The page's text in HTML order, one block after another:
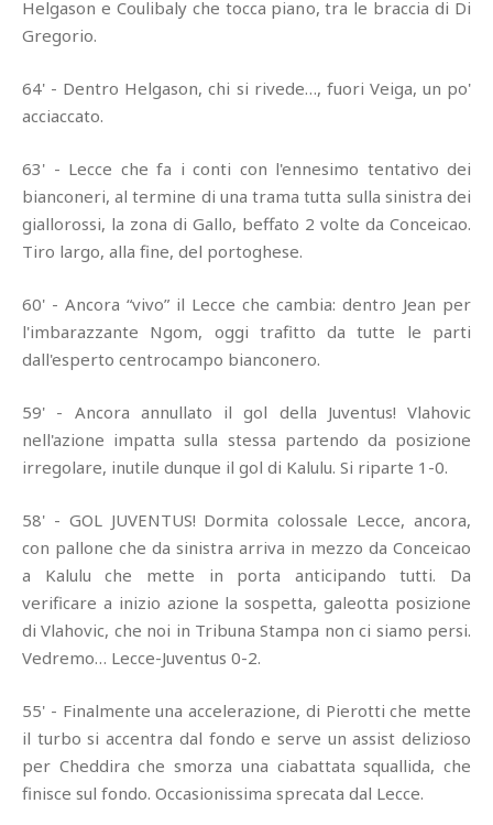
Helgason e Coulibaly che tocca piano, tra le braccia di Di
Gregorio.
64' - Dentro Helgason, chi si rivede…, fuori Veiga, un po'
acciaccato.
63' - Lecce che fa i conti con l'ennesimo tentativo dei
bianconeri, al termine di una trama tutta sulla sinistra dei
giallorossi, la zona di Gallo, beffato 2 volte da Conceicao.
Tiro largo, alla fine, del portoghese.
60' - Ancora “vivo” il Lecce che cambia: dentro Jean per
l'imbarazzante Ngom, oggi trafitto da tutte le parti
dall'esperto centrocampo bianconero.
59' - Ancora annullato il gol della Juventus! Vlahovic
nell'azione impatta sulla stessa partendo da posizione
irregolare, inutile dunque il gol di Kalulu. Si riparte 1-0.
58' - GOL JUVENTUS! Dormita colossale Lecce, ancora,
con pallone che da sinistra arriva in mezzo da Conceicao
a Kalulu che mette in porta anticipando tutti. Da
verificare a inizio azione la sospetta, galeotta posizione
di Vlahovic, che noi in Tribuna Stampa non ci siamo persi.
Vedremo… Lecce-Juventus 0-2.
55' - Finalmente una accelerazione, di Pierotti che mette
il turbo si accentra dal fondo e serve un assist delizioso
per Cheddira che smorza una ciabattata squallida, che
finisce sul fondo. Occasionissima sprecata dal Lecce.